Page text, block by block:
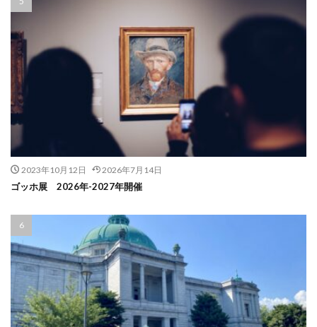
2023年10月12日 2026年7月14日
ゴッホ展 2026年-2027年開催